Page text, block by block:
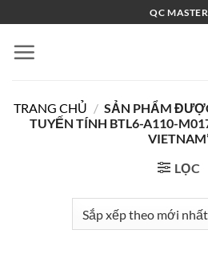
qua
nội
QC MASTER
TRANG CHỦ / SẢN PHẨM
TUYẾN TÍNH BTL6-A110-
LỌC